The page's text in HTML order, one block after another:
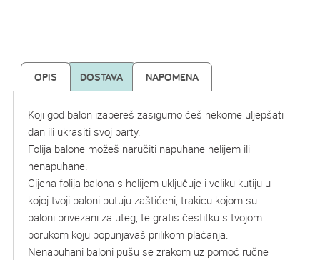
OPIS DOSTAVA NAPOMENA
Koji god balon izabereš zasigurno ćeš nekome uljepšati
dan ili ukrasiti svoj party.
Folija balone možeš naručiti napuhane helijem ili
nenapuhane.
Cijena folija balona s helijem uključuje i veliku kutiju u
kojoj tvoji baloni putuju zaštićeni, trakicu kojom su
baloni privezani za uteg, te gratis čestitku s tvojom
porukom koju popunjavaš prilikom plaćanja.
Nenapuhani baloni pušu se zrakom uz pomoć ručne